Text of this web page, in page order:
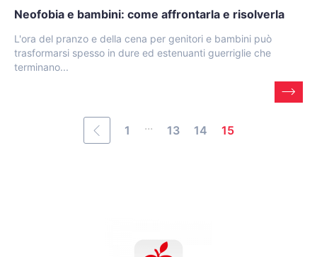
Neofobia e bambini: come affrontarla e risolverla
L'ora del pranzo e della cena per genitori e bambini può
trasformarsi spesso in dure ed estenuanti guerriglie che
terminano...
1 ... 13 14 15